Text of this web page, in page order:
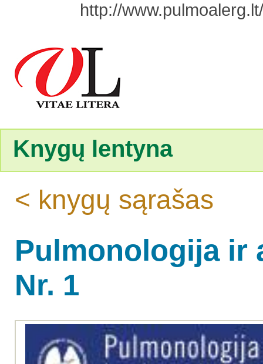
http://
Knygų lentyna
< knygų sąrašas
Pulmonologija ir
Nr. 1